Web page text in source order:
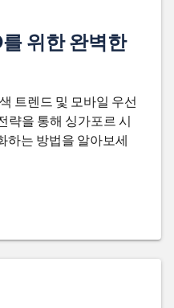
위한 완벽한
트렌드 및 모바일 우선
략을 통해 싱가포르 시
하는 방법을 알아보세